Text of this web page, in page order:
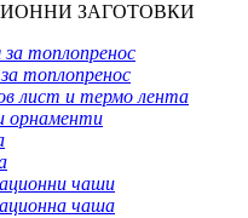
ЗАГОТОВКИ
топлопренос
топлопренос
лист и термо лента
орнаменти
чаши
чаша